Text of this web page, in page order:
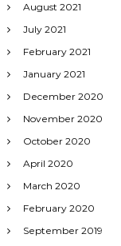
August 2021
July 2021
February 2021
January 2021
December 2020
November 2020
October 2020
April 2020
March 2020
February 2020
September 2019